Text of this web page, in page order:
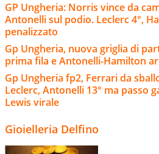
GP Ungheria: Norris vince da
Antonelli sul podio. Leclerc 4°,
penalizzato
Gp Ungheria, nuova griglia di
prima fila e Antonelli-Hamilton
Gp Ungheria fp2, Ferrari da
Leclerc, Antonelli 13° ma passo
Lewis virale
Gioielleria Delfino